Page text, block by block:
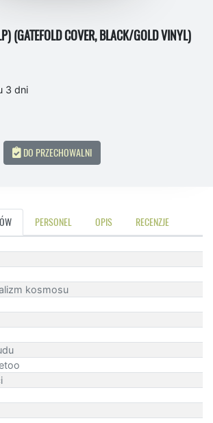
(GATEFOLD COVER, BLACK/GOLD VINYL)
3 dni
DO PRZECHOWALNI
PERSONEL OPIS RECENZJE
kosmosu